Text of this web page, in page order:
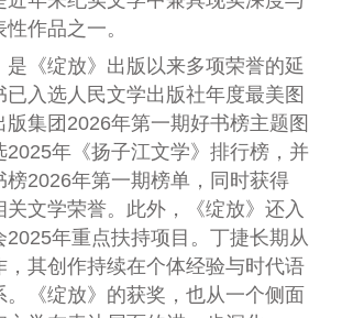
作品之一。
是《绽放》出版以来多项荣誉的延
入选人民文学出版社年度最美图
集团2026年第一期好书榜主题图
2025年《扬子江文学》排行榜，并
榜2026年第一期榜单，同时获得
关文学荣誉。此外，《绽放》还入
2025年重点扶持项目。丁捷长期从
，其创作持续在个体经验与时代语
。《绽放》的获奖，也从一个侧面